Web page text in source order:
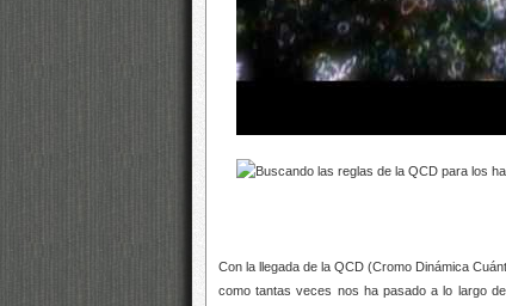
Con la llegada de la QCD (Cromo Dinámica
como tantas veces nos ha pasado a lo largo